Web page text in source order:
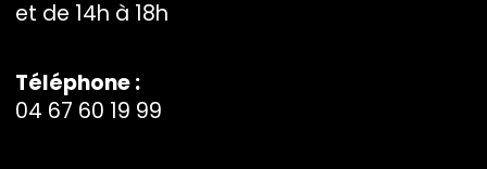
et de 14h à 18h
Téléphone :
04 67 60 19 99